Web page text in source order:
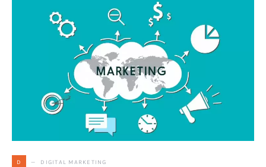
D DIGITAL MARKETING